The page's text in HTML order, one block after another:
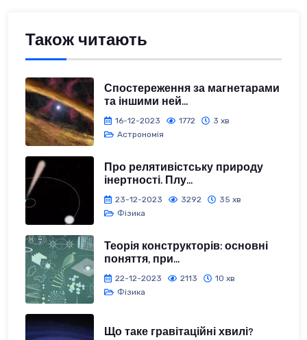
Також читають
Спостереження за магнетарами
та іншими ней...
16-12-2023 1772
3 хв
Астрономія
Про релятивістську природу
інертності. Плу...
23-12-2023 3292
35 хв
Фізика
Теорія конструкторів: основні
поняття, при...
22-12-2023 2113
10 хв
Фізика
Що таке гравітаційні хвилі?